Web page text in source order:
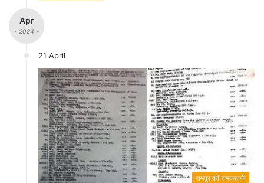
Apr
- 2024 -
21 April
रामपुर की रामकहानी